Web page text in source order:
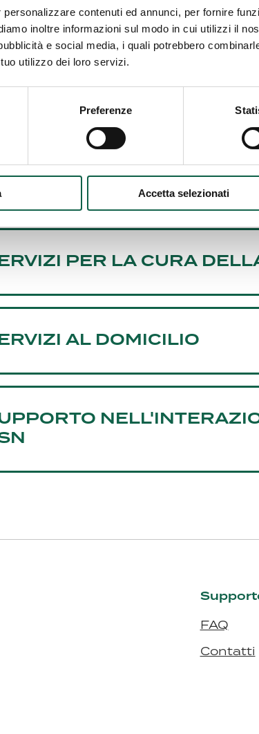
contenuti ed annunci, per fornire
inoltre informazioni sul modo in cui utilizzi il
e social media, i quali potrebbero
utilizzo dei loro servizi.
Preferenze
Accetta selezionati
E SERVIZI
SERVIZI
PER LA CURA
AL DOMICILIO
FAQ
Contatti